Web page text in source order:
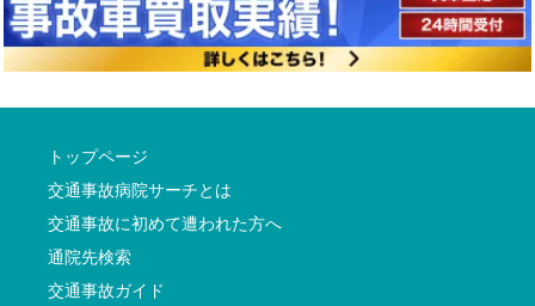
トップページ
交通事故病院サーチとは
交通事故に初めて遭われた方へ
通院先検索
交通事故ガイド